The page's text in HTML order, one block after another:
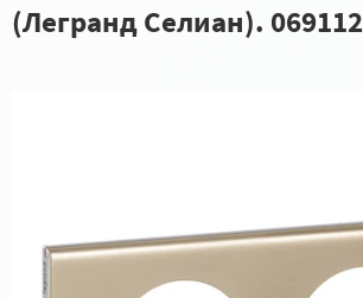
(Легранд Селиан). 069112